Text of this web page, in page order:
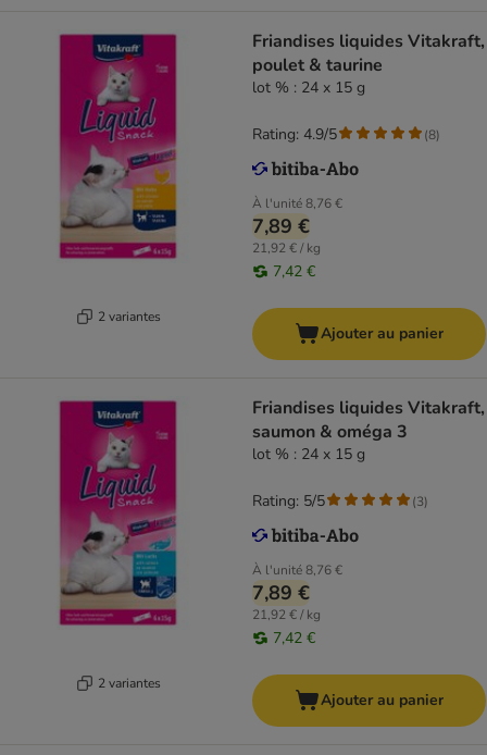
2 variantes
Friandises liquides Vitakraft,
poulet & taurine
lot % : 24 x 15 g
À l'unité8,76 €
7,89 €
21,92 € / kg
7,42 €
Rating: 4.9/5 (8)
Ajouter au panier
2 variantes
Friandises liquides Vitakraft,
saumon & oméga 3
lot % : 24 x 15 g
À l'unité8,76 €
7,89 €
21,92 € / kg
7,42 €
Rating: 5/5 (3)
Ajouter au panier